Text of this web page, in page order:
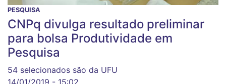
PESQUISA
CNPq divulga resultado preliminar
para bolsa Produtividade em
Pesquisa
54 selecionados são da UFU